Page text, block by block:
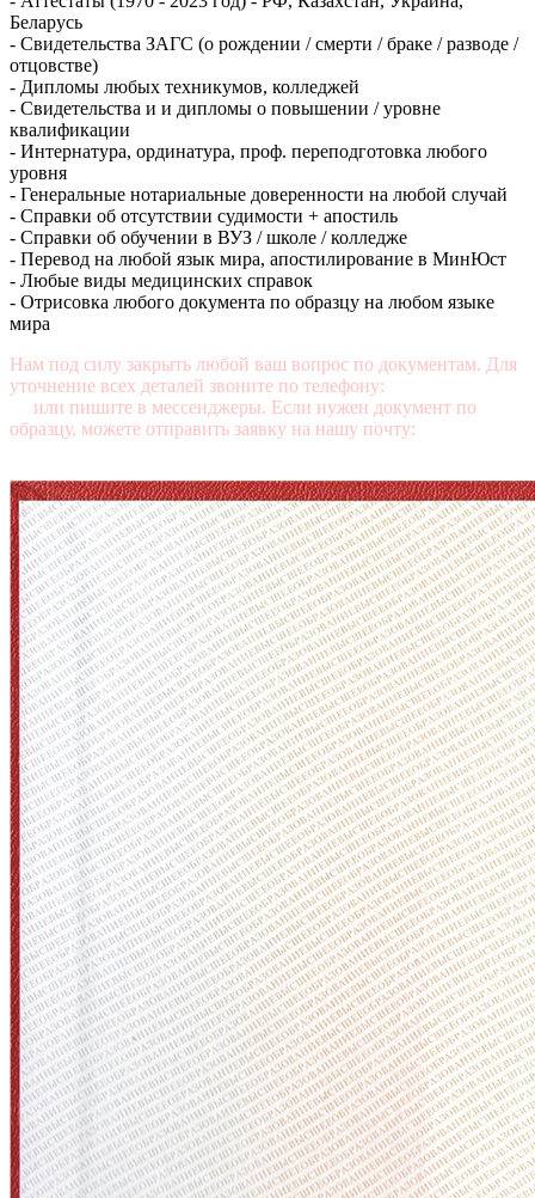
Беларусь
- Свидетельства ЗАГС (о рождении / смерти / браке / разводе /
отцовстве)
- Дипломы любых техникумов, колледжей
- Свидетельства и и дипломы о повышении / уровне
квалификации
- Интернатура, ординатура, проф. переподготовка любого
уровня
- Генеральные нотариальные доверенности на любой случай
- Справки об отсутствии судимости + апостиль
- Справки об обучении в ВУЗ / школе / колледже
- Перевод на любой язык мира, апостилирование в МинЮст
- Любые виды медицинских справок
- Отрисовка любого документа по образцу на любом языке
мира
Нам под силу закрыть любой ваш вопрос по документам. Для
уточнение всех деталей звоните по телефону:
или пишите в мессенджеры. Если нужен документ по
образцу, можете отправить заявку на нашу почту: